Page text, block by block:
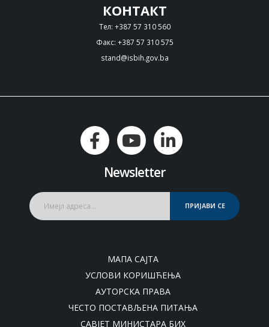
КОНТАКТ
Тел: +387 57 310 560
Факс: +387 57 310 575
stand@isbih.gov.ba
Newsletter
ПРИЈАВИ СЕ
МАПА САЈТА
УСЛОВИ КОРИШЋЕЊА
АУТОРСКА ПРАВА
ЧЕСТО ПОСТАВЉЕНА ПИТАЊА
САВЈЕТ МИНИСТАРА БИХ